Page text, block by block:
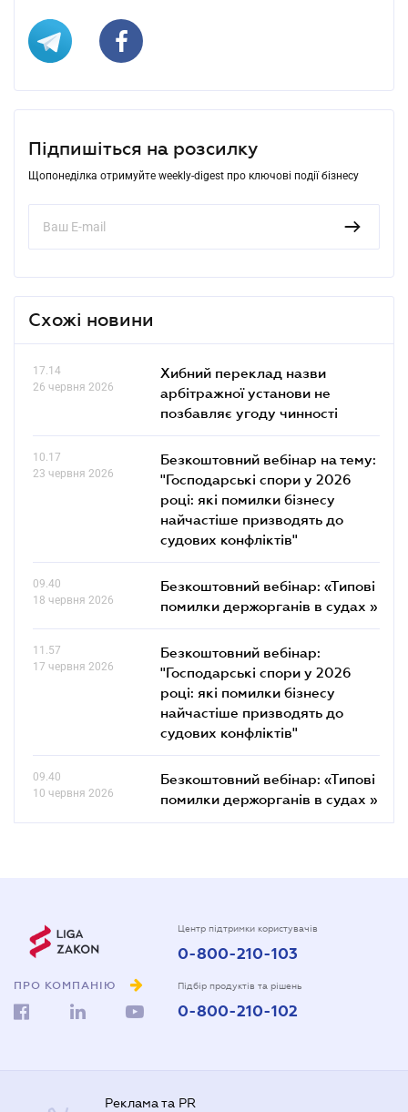
Підпишіться на розсилку
Щопонеділка отримуйте weekly-digest про ключові події бізнесу
Схожі новини
17.14
26 червня 2026
Хибний переклад назви
арбітражної установи не
позбавляє угоду чинності
10.17
23 червня 2026
Безкоштовний вебінар на тему:
"Господарські спори у 2026
році: які помилки бізнесу
найчастіше призводять до
судових конфліктів"
09.40
18 червня 2026
Безкоштовний вебінар: «Типові
помилки держорганів в судах »
11.57
17 червня 2026
Безкоштовний вебінар:
"Господарські спори у 2026
році: які помилки бізнесу
найчастіше призводять до
судових конфліктів"
09.40
10 червня 2026
Безкоштовний вебінар: «Типові
помилки держорганів в судах »
ПРО КОМПАНІЮ
Центр підтримки користувачів
0-800-210-103
Підбір продуктів та рішень
0-800-210-102
Реклама та PR